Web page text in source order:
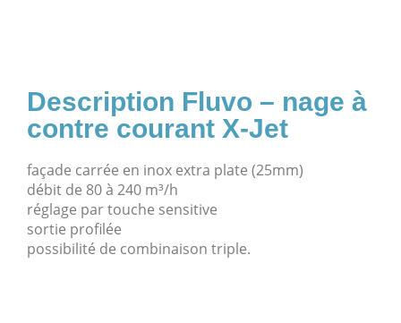
Fluvo – nage à
contre courant X-Jet
façade carrée en inox extra plate (25mm)
débit de 80 à 240 m³/h
réglage par touche sensitive
sortie profilée
possibilité de combinaison triple.